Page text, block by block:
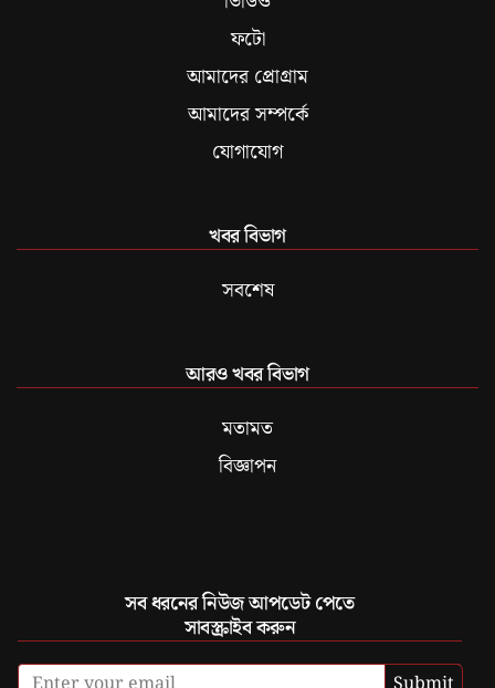
ফটো
আমাদের প্রোগ্রাম
আমাদের সম্পর্কে
যোগাযোগ
খবর বিভাগ
সবশেষ
আরও খবর বিভাগ
মতামত
বিজ্ঞাপন
সব ধরনের নিউজ আপডেট পেতে
সাবস্ক্রাইব করুন